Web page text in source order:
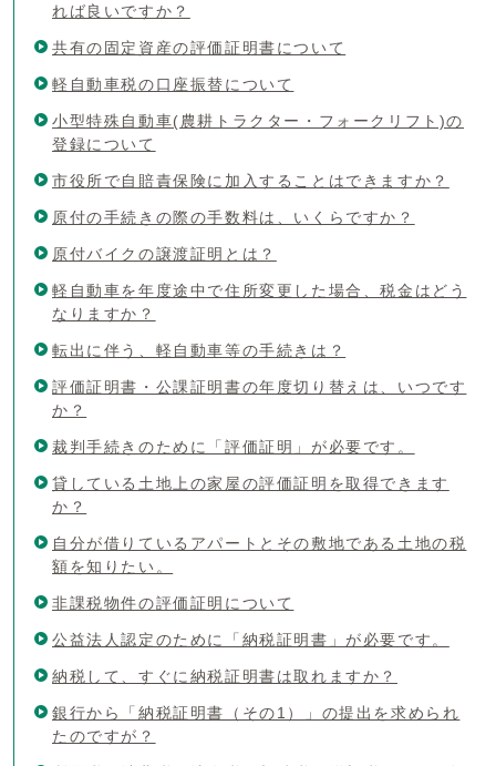
れば良いですか？
共有の固定資産の評価証明書について
軽自動車税の口座振替について
小型特殊自動車(農耕トラクター・フォークリフト)の
登録について
市役所で自賠責保険に加入することはできますか？
原付の手続きの際の手数料は、いくらですか？
原付バイクの譲渡証明とは？
軽自動車を年度途中で住所変更した場合、税金はどう
なりますか？
転出に伴う、軽自動車等の手続きは？
評価証明書・公課証明書の年度切り替えは、いつです
か？
裁判手続きのために「評価証明」が必要です。
貸している土地上の家屋の評価証明を取得できます
か？
自分が借りているアパートとその敷地である土地の税
額を知りたい。
非課税物件の評価証明について
公益法人認定のために「納税証明書」が必要です。
納税して、すぐに納税証明書は取れますか？
銀行から「納税証明書（その1）」の提出を求められ
たのですが？